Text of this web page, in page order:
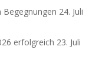
Begegnungen 24. Juli
erfolgreich 23. Juli